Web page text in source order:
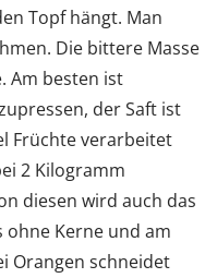
Topf hängt. Man
Die bittere Masse
Am besten ist
der Saft ist
Früchte verarbeitet
2 Kilogramm
diesen wird auch das
Kerne und am
Orangen schneidet